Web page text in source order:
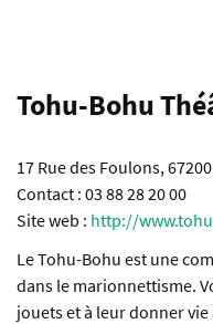
Tohu-Bohu
17 Rue des Foulons,
Contact : 03 88 28 20 00
Site web : http://
Le Tohu-Bohu est une
dans le marionnettisme.
jouets et à leur donner